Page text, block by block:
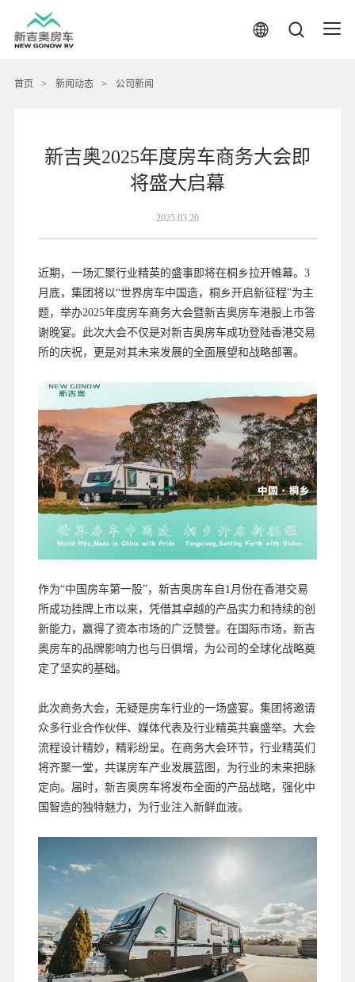
首页 > 新闻动态 > 公司新闻
新吉奥2025年度房车商务大会即
将盛大启幕
2025.03.20
近期，一场汇聚行业精英的盛事即将在桐乡拉开帷幕。3
月底，集团将以“世界房车中国造，桐乡开启新征程”为主
题，举办2025年度房车商务大会暨新吉奥房车港股上市答
谢晚宴。此次大会不仅是对新吉奥房车成功登陆香港交易
所的庆祝，更是对其未来发展的全面展望和战略部署。
作为“中国房车第一股”，新吉奥房车自1月份在香港交易
所成功挂牌上市以来，凭借其卓越的产品实力和持续的创
新能力，赢得了资本市场的广泛赞誉。在国际市场，新吉
奥房车的品牌影响力也与日俱增，为公司的全球化战略奠
定了坚实的基础。
此次商务大会，无疑是房车行业的一场盛宴。集团将邀请
众多行业合作伙伴、媒体代表及行业精英共襄盛举。大会
流程设计精妙，精彩纷呈。在商务大会环节，行业精英们
将齐聚一堂，共谋房车产业发展蓝图，为行业的未来把脉
定向。届时，新吉奥房车将发布全面的产品战略，强化中
国智造的独特魅力，为行业注入新鲜血液。